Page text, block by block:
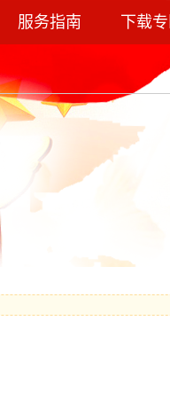
服务指南 下载